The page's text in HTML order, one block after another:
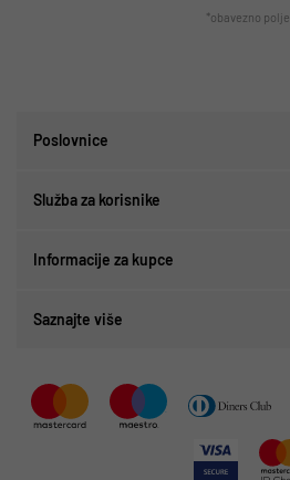
*obavezno polje
Poslovnice
Služba za korisnike
Informacije za kupce
Saznajte više